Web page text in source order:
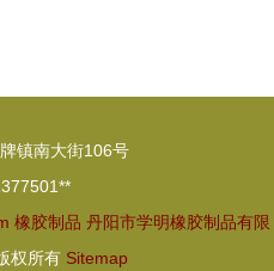
镇南大街106号
橡胶制品 丹阳市学明橡胶制品有限
权所有 Sitemap